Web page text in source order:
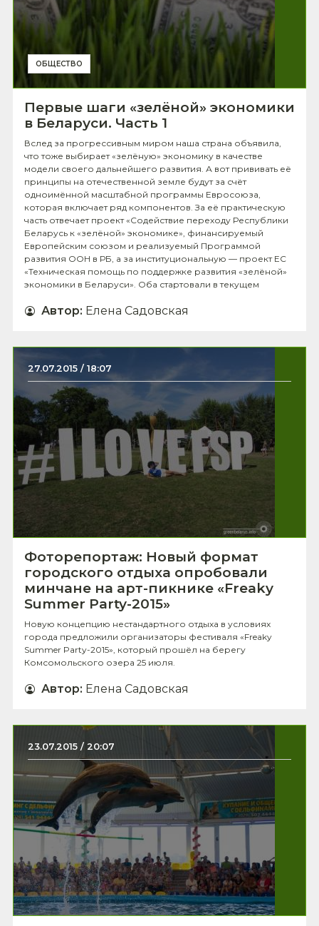
ОБЩЕСТВО
Первые шаги «зелёной» экономики
в Беларуси. Часть 1
Вслед за прогрессивным миром наша страна объявила,
что тоже выбирает «зелёную» экономику в качестве
модели своего дальнейшего развития. А вот прививать её
принципы на отечественной земле будут за счёт
одноимённой масштабной программы Евросоюза,
которая включает ряд компонентов. За её практическую
часть отвечает проект «Содействие переходу Республики
Беларусь к «зелёной» экономике», финансируемый
Европейским союзом и реализуемый Программой
развития ООН в РБ, а за институциональную — проект ЕС
«Техническая помощь по поддержке развития «зелёной»
экономики в Беларуси». Оба стартовали в текущем
Автор: Елена Садовская
27.07.2015 / 18:07
Фоторепортаж: Новый формат
городского отдыха опробовали
минчане на арт-пикнике «Freaky
Summer Party-2015»
Новую концепцию нестандартного отдыха в условиях
города предложили организаторы фестиваля «Freaky
Summer Party-2015», который прошёл на берегу
Комсомольского озера 25 июля.
Автор: Елена Садовская
23.07.2015 / 20:07